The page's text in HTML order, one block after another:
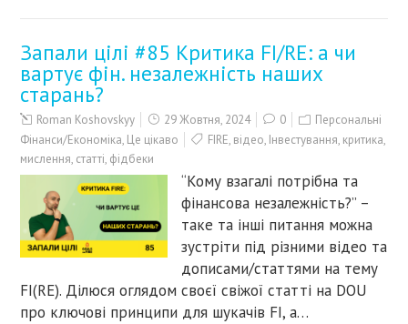
Запали цілі #85 Критика FI/RE: а чи
вартує фін. незалежність наших
старань?
Roman Koshovskyy 29 Жовтня, 2024 0
Персональні
Фінанси/Економіка, Це цікаво FIRE, відео, Інвестування, критика,
мислення, статті, фідбеки
“Кому взагалі потрібна та
фінансова незалежність?” –
таке та інші питання можна
зустріти під різними відео та
дописами/статтями на тему
FI(RE). Ділюся оглядом своєї свіжої статті на DOU
про ключові принципи для шукачів FI, а…